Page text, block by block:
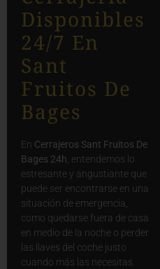
Disponibles
24/7 En
Sant
Fruitos De
Bages
En Cerrajeros Sant Fruitos De
Bages 24h, entendemos lo
estresante y angustiante que
puede ser encontrarse en una
situación de emergencia,
como quedarse fuera de casa
en medio de la noche o perder
las llaves del coche justo
cuando más las necesitas.